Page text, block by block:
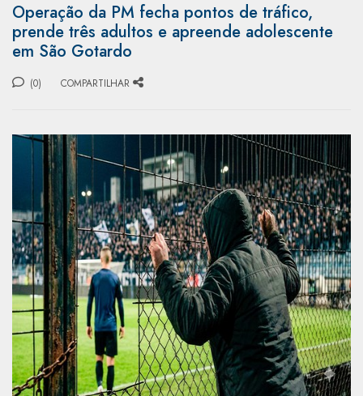
Operação da PM fecha pontos de tráfico,
prende três adultos e apreende adolescente
em São Gotardo
(0) COMPARTILHAR